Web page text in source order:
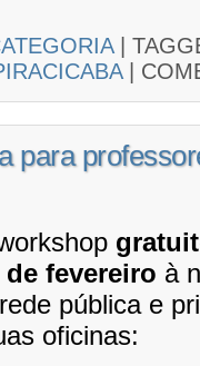
|
para
de fevereiro à
pública e
oficinas: